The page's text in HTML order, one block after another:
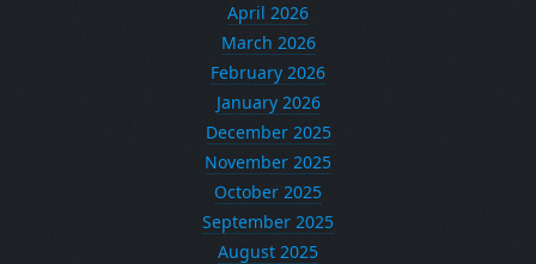
April 2026
March 2026
February 2026
January 2026
December 2025
November 2025
October 2025
September 2025
August 2025